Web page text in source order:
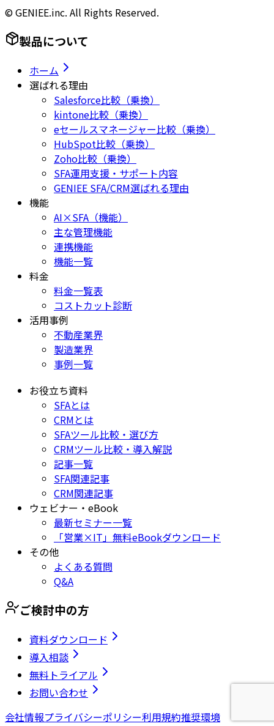
© GENIEE.inc. All Rights Reserved.
製品について
ホーム
選ばれる理由
Salesforce比較（乗換）
kintone比較（乗換）
eセールスマネージャー比較（乗換）
HubSpot比較（乗換）
Zoho比較（乗換）
SFA運用支援・サポート内容
GENIEE SFA/CRM選ばれる理由
機能
AI×SFA（機能）
主な管理機能
連携機能
機能一覧
料金
料金一覧表
コストカット診断
活用事例
不動産業界
製造業界
事例一覧
お役立ち資料
SFAとは
CRMとは
SFAツール比較・選び方
CRMツール比較・導入解説
記事一覧
SFA関連記事
CRM関連記事
ウェビナー・eBook
最新セミナー一覧
「営業×IT」無料eBookダウンロード
その他
よくある質問
Q&A
ご検討中の方
資料ダウンロード
導入相談
無料トライアル
お問い合わせ
会社情報プライバシーポリシー利用規約推奨環境